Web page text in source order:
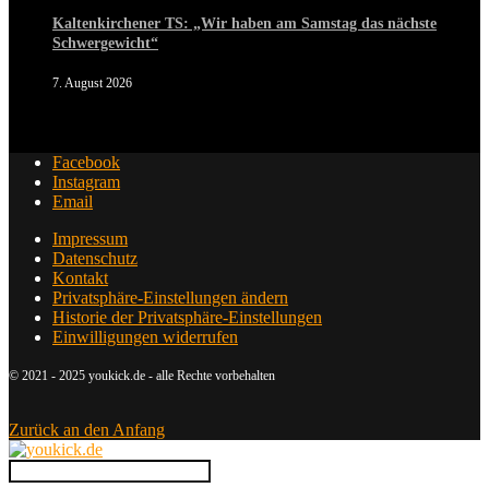
Kaltenkirchener TS: „Wir haben am Samstag das nächste
Schwergewicht“
7. August 2026
Facebook
Instagram
Email
Impressum
Datenschutz
Kontakt
Privatsphäre-Einstellungen ändern
Historie der Privatsphäre-Einstellungen
Einwilligungen widerrufen
© 2021 - 2025 youkick.de - alle Rechte vorbehalten
Zurück an den Anfang